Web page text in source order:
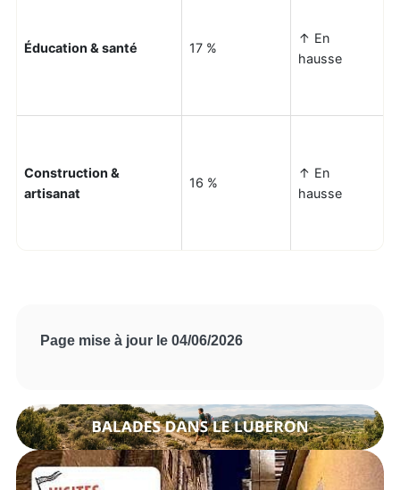
Éducation & santé 17 %
↑ En
hausse
Construction &
artisanat
16 %
↑ En
hausse
Page mise à jour le 04/06/2026